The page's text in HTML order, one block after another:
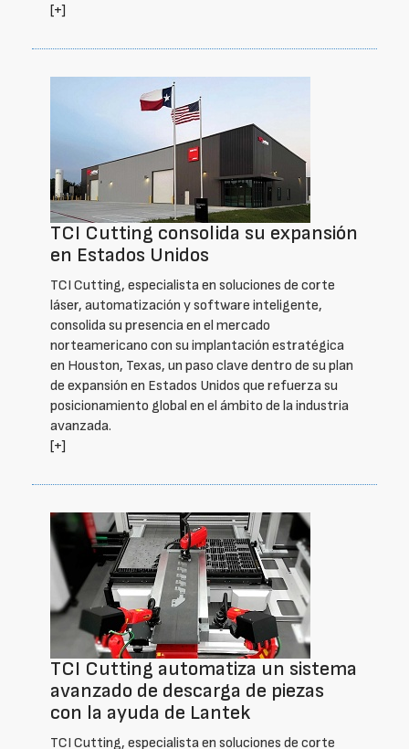
[+]
TCI Cutting consolida su expansión
en Estados Unidos
TCI Cutting, especialista en soluciones de corte
láser, automatización y software inteligente,
consolida su presencia en el mercado
norteamericano con su implantación estratégica
en Houston, Texas, un paso clave dentro de su plan
de expansión en Estados Unidos que refuerza su
posicionamiento global en el ámbito de la industria
avanzada.
[+]
TCI Cutting automatiza un sistema
avanzado de descarga de piezas
con la ayuda de Lantek
TCI Cutting, especialista en soluciones de corte